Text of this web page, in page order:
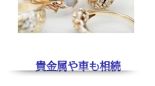
貴金属や車も相続